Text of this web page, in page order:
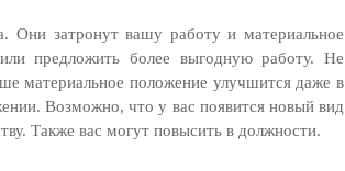
Они затронут вашу работу и материальное
предложить более выгодную работу. Не
материальное положение улучшится даже в
Возможно, что у вас появится новый вид
Также вас могут повысить в должности.